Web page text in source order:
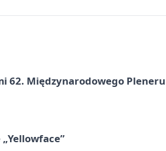
62. Międzynarodowego Pleneru